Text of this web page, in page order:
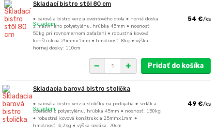
Skladací bistro stôl 80 cm
• barová a bistro verzia eventového stola • horná doska
z masívneho polyetylénu, hrúbka 45mm • nosnosť:
50kg pri rovnomernom zaťažení • robustná kovová
konštrukcia 25mmx1mm • hmotnosť: 8kg • výška
hornej dosky: 110cm
54 €/ks
Skladom
Pridať do košíka
Skladacia barová bistro stolička
• barová a bistro verzia stoličky na podujatia • sedák a
operadlo z polyetylénu, hrúbka 45mm • nosnosť: 150kg
• robustná kovová konštrukcia 25mmx1mm •
hmotnosť: 6,2kg • výška sedáka: 70cm
49 €/ks
Skladom